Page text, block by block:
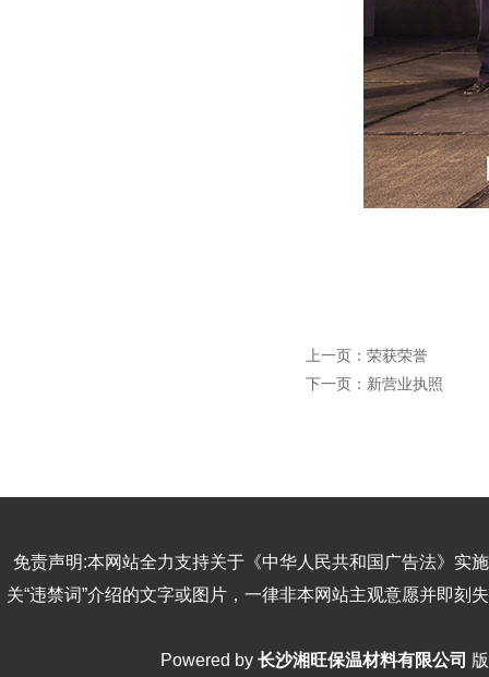
上一页： 荣获荣誉
下一页： 新营业执照
免责声明:本网站全力支持关于《中华人民共和国广告法》实
关“违禁词”介绍的文字或图片，一律非本网站主观意愿并即
Powered by 长沙湘旺保温材料有限公司